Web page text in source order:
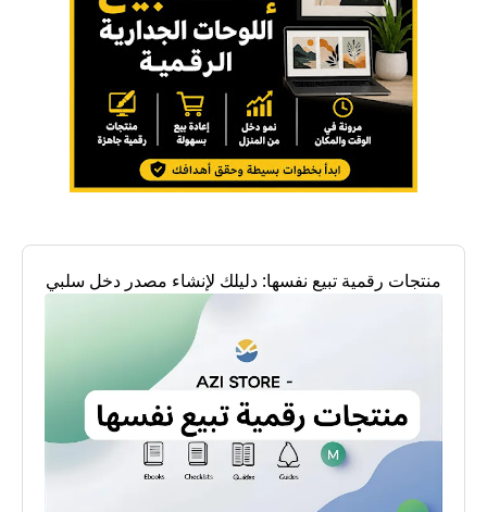
منتجات رقمية تبيع نفسها: دليلك لإنشاء مصدر دخل سلبي